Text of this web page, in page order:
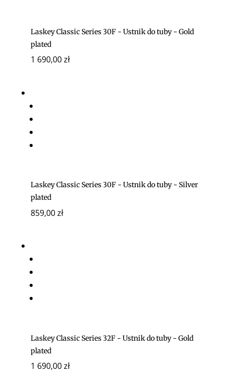
Laskey Classic Series 30F - Ustnik do tuby - Gold
plated
1 690,00zł
Laskey Classic Series 30F - Ustnik do tuby - Silver
plated
859,00zł
Laskey Classic Series 32F - Ustnik do tuby - Gold
plated
1 690,00zł